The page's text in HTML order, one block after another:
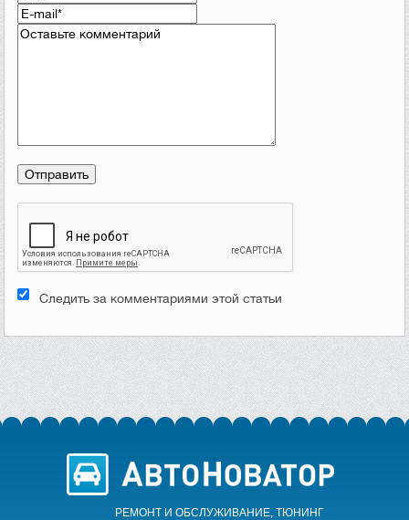
Следить за комментариями этой статьи
РЕМОНТ И ОБСЛУЖИВАНИЕ, ТЮНИНГ